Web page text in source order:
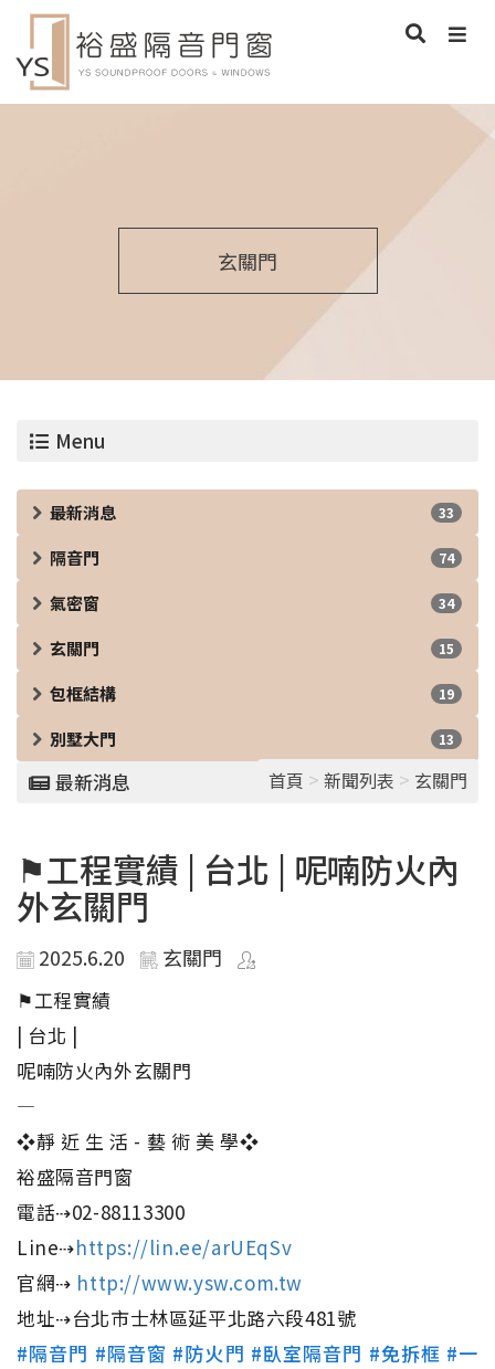
玄關門
Menu
最新消息 33
隔音門 74
氣密窗 34
玄關門 15
包框結構 19
別墅大門 13
最新消息 首頁 > 新聞列表 > 玄關門
⚑工程實績 | 台北 | 呢喃防火內
外玄關門
2025.6.20 玄關門
⚑工程實績
| 台北 |
呢喃防火內外玄關門
—
❖靜 近 生 活 - 藝 術 美 學❖
裕盛隔音門窗
電話⇢02-88113300
Line⇢https://lin.ee/arUEqSv
官網⇢ http://www.ysw.com.tw
地址⇢台北市士林區延平北路六段481號
#隔音門 #隔音窗 #防火門 #臥室隔音門 #免拆框 #一